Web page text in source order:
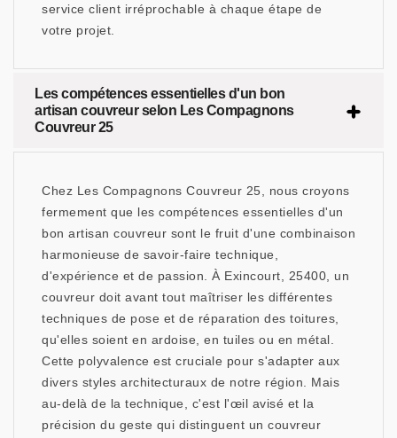
service client irréprochable à chaque étape de
votre projet.
Les compétences essentielles d'un bon
artisan couvreur selon Les Compagnons
Couvreur 25
Chez Les Compagnons Couvreur 25, nous croyons
fermement que les compétences essentielles d'un
bon artisan couvreur sont le fruit d'une combinaison
harmonieuse de savoir-faire technique,
d'expérience et de passion. À Exincourt, 25400, un
couvreur doit avant tout maîtriser les différentes
techniques de pose et de réparation des toitures,
qu'elles soient en ardoise, en tuiles ou en métal.
Cette polyvalence est cruciale pour s'adapter aux
divers styles architecturaux de notre région. Mais
au-delà de la technique, c'est l'œil avisé et la
précision du geste qui distinguent un couvreur